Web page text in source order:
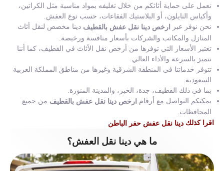
نعمل على حماية أثاثكم من خلال تغليفه بمواد مناسبة مثل الكراتين،
وأكياس النايلون، أو البلاستيك الفقاعات، حسب نوع العفش.
نحن نوفر عبر
ارخص دينا نقل عفش بالقطيف دينا مخصص لنقل أثاث
المنازل والمكاتب والشركات بأسعار منافسة ورخيصة.
تعتبر الأسعار التي توفرها من أرخص نقل الأثاث في القطيف، كما أننا
نتميز بالسرعة والأداء العالي.
تتوفر خدماتنا في المنطقة الشرقية وغيرها من مناطق المملكة العربية
السعودية.
بما في ذلك القطيف، جدة، الخبر، والمدينة المنورة.
يمكنكم التواصل مع أرقام ارخص دينا نقل عفش بالقطيف من جميع
المحافظات.
اقرا كذلك دينا نقل عفش حفر الباطن
ما هي دينا نقل العفش؟